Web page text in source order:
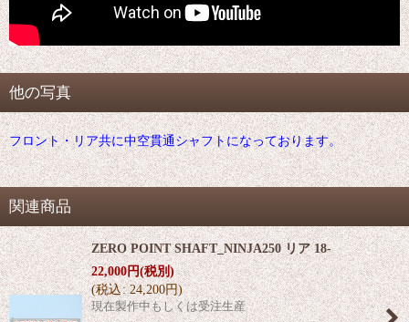
他の写真
フロント・リア共に中空貫通シャフトになっております。
関連商品
ZERO POINT SHAFT_NINJA250 リア 18-
22,000円(税別)
(税込: 24,200円)
現在製作中もしくは受注生産